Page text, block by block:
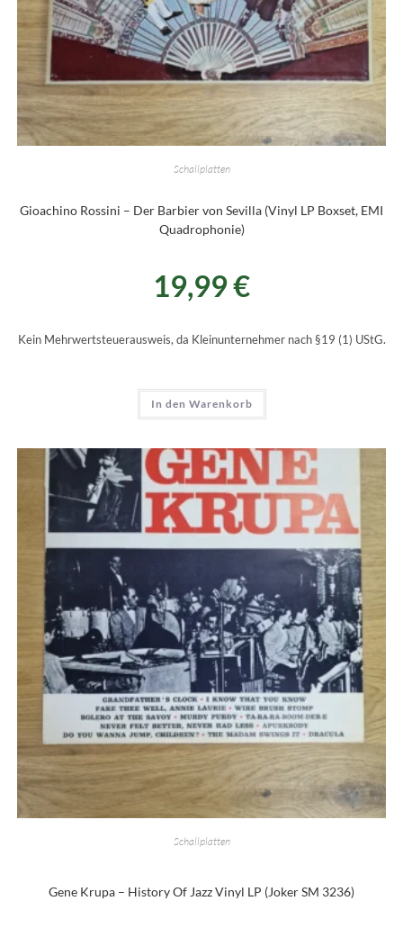
Schallplatten
Gioachino Rossini – Der Barbier von Sevilla (Vinyl LP Boxset, EMI
Quadrophonie)
19,99€
Kein Mehrwertsteuerausweis, da Kleinunternehmer nach §19 (1) UStG.
In den Warenkorb
Schallplatten
Gene Krupa – History Of Jazz Vinyl LP (Joker SM 3236)